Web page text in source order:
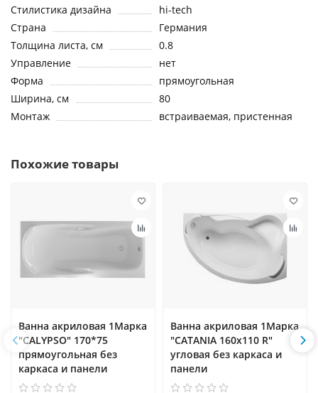
Стилистика дизайна
hi-tech
Страна
Германия
Толщина листа, см
0.8
Управление
нет
Форма
прямоугольная
Ширина, см
80
Монтаж
встраиваемая, пристенная
Похожие товары
Ванна акриловая 1Марка
"CALYPSO" 170*75
прямоугольная без
каркаса и панели
Ванна акриловая 1Марка
"CATANIA 160х110 R"
угловая без каркаса и
панели